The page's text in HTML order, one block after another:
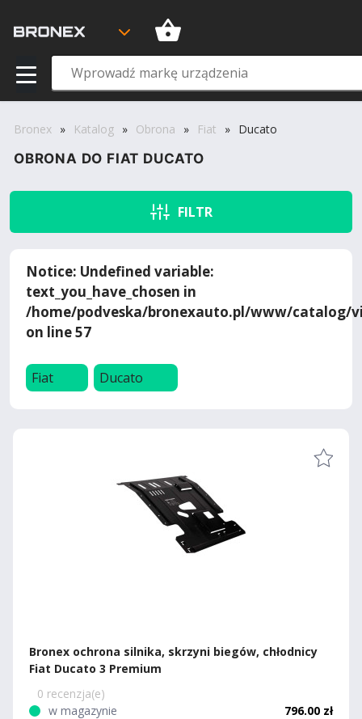
Bronex » Katalog » Obrona » Fiat » Ducato
OBRONA DO FIAT DUCATO
FILTR
Notice: Undefined variable:
text_you_have_chosen in
/home/podveska/bronexauto.pl/www/catalog/
on line57
Fiat Ducato
Bronex ochrona silnika, skrzyni biegów, chłodnicy
Fiat Ducato 3 Premium
0 recenzja(e)
w magazynie
796.00 zł